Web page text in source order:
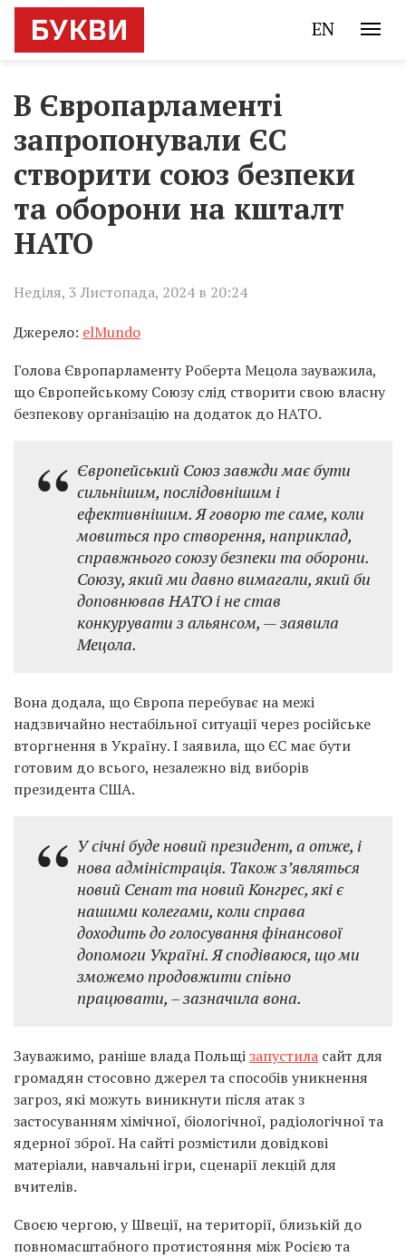
EN
В Європарламенті
запропонували ЄС
створити союз безпеки
та оборони на кшталт
НАТО
Неділя, 3 Листопада, 2024 в 20:24
Джерело: elMundo
Голова Європарламенту Роберта Мецола зауважила,
що Європейському Союзу слід створити свою власну
безпекову організацію на додаток до НАТО.
Європейський Союз завжди має бути
сильнішим, послідовнішим і
ефективнішим. Я говорю те саме, коли
мовиться про створення, наприклад,
справжнього союзу безпеки та оборони.
Союзу, який ми давно вимагали, який би
доповнював НАТО і не став
конкурувати з альянсом, — заявила
Мецола.
Вона додала, що Європа перебуває на межі
надзвичайно нестабільної ситуації через російське
вторгнення в Україну. І заявила, що ЄС має бути
готовим до всього, незалежно від виборів
президента США.
У січні буде новий президент, а отже, і
нова адміністрація. Також з’являться
новий Сенат та новий Конгрес, які є
нашими колегами, коли справа
доходить до голосування фінансової
допомоги Україні. Я сподіваюся, що ми
зможемо продовжити спіьно
працювати, – зазначила вона.
Зауважимо, раніше влада Польщізапустила сайт для
громадян стосовно джерел та способів уникнення
загроз, які можуть виникнути після атак з
застосуванням хімічної, біологічної, радіологічної та
ядерної зброї. На сайті розмістили довідкові
матеріали, навчальні ігри, сценарії лекцій для
вчителів.
Своєю чергою, у Швеції, на території, близькій до
повномасштабного протистояння між Росією та